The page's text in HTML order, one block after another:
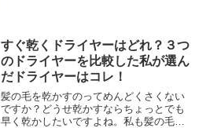
すぐ乾くドライヤーはどれ？３つ
のドライヤーを比較した私が選ん
だドライヤーはコレ！
髪の毛を乾かすのってめんどくさくない
ですか？どうせ乾かすならちょっとでも
早く乾かしたいですよね。私も髪の毛を